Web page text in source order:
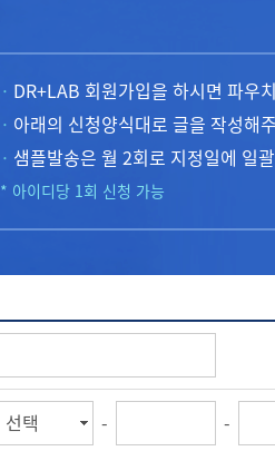
· DR+LAB 회원가입을 하시면 파우
· 아래의 신청양식대로 글을 작성해
· 샘플발송은 월 2회로 지정일에 일
* 아이디당 1회 신청 가능
- -